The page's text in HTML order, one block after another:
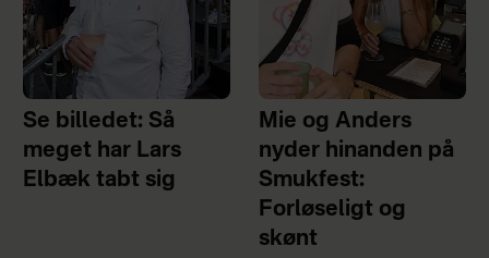
Se billedet: Så
meget har Lars
Elbæk tabt sig
Mie og Anders
nyder hinanden på
Smukfest:
Forløseligt og
skønt